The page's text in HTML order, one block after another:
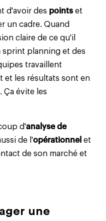
d'avoir des pointset
un cadre. Quand
claire de ce qu'il
planning et des
travaillent
et les résultats sont en
Ça évite les
d'analyse de
de l'opérationnel et
de son marché et
une